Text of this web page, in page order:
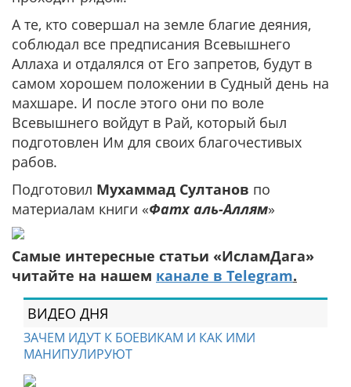
А те, кто совершал на земле благие деяния,
соблюдал все предписания Всевышнего
Аллаха и отдалялся от Его запретов, будут в
самом хорошем положении в Судный день на
махшаре. И после этого они по воле
Всевышнего войдут в Рай, который был
подготовлен Им для своих благочестивых
рабов.
Подготовил Мухаммад Султанов по
материалам книги «Фатх аль-Аллям»
Самые интересные статьи «ИсламДага»
читайте на нашем канале в Telegram.
ВИДЕО ДНЯ
ЗАЧЕМ ИДУТ К БОЕВИКАМ И КАК ИМИ
МАНИПУЛИРУЮТ